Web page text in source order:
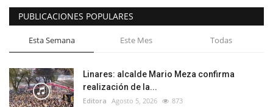
PUBLICACIONES POPULARES
Esta Semana Este Mes Todas
Linares: alcalde Mario Meza confirma
realización de la...
Editora Agosto 5, 2026 873